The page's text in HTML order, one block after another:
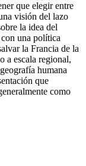
que elegir entre
visión del lazo
la idea del
una política
la Francia de la
a escala regional,
humana
que
como